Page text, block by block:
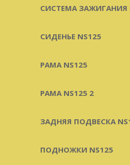
СИСТЕМА ЗАЖИГАНИЯ
СИДЕНЬЕ NS125
РАМА NS125
РАМА NS125 2
ЗАДНЯЯ ПОДВЕСКА
ПОДНОЖКИ NS125